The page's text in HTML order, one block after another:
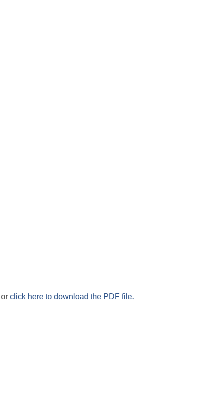
or click here to download the PDF file.